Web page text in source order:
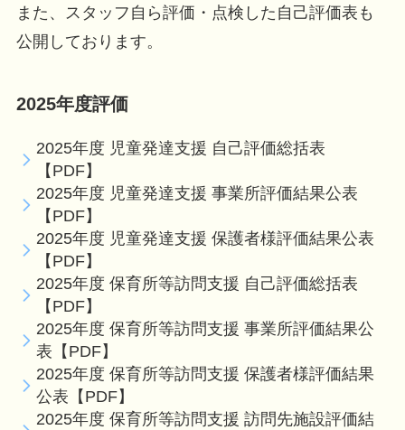
また、スタッフ自ら評価・点検した自己評価表も
公開しております。
2025年度評価
2025年度 児童発達支援 自己評価総括表
【PDF】
2025年度 児童発達支援 事業所評価結果公表
【PDF】
2025年度 児童発達支援 保護者様評価結果公表
【PDF】
2025年度 保育所等訪問支援 自己評価総括表
【PDF】
2025年度 保育所等訪問支援 事業所評価結果公
表【PDF】
2025年度 保育所等訪問支援 保護者様評価結果
公表【PDF】
2025年度 保育所等訪問支援 訪問先施設評価結